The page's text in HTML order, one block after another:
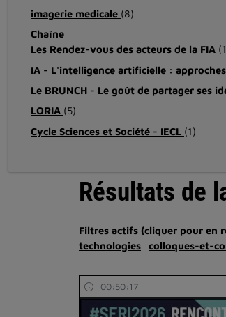
imagerie medicale (8)
Chaîne
Les Rendez-vous des acteurs de la FIA
IA - L'intelligence artificielle :
Le BRUNCH - Le goût de partager ses
LORIA (5)
Cycle Sciences et Société - IECL (1)
Résultats de
Filtres actifs (cliquer pour en
technologies
colloques-et-
00:50:17